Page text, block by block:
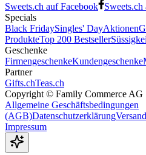
Sweets.ch auf Facebook
Specials
Black FridaySingles' DayAktionen
ProdukteTop 200 Bestseller
Geschenke
FirmengeschenkeKundengeschenke
Partner
Gifts.chTeas.ch
Copyright © Family Commerce AG
Allgemeine Geschäftsbedingungen
(AGB)Datenschutzerklärung
Impressum